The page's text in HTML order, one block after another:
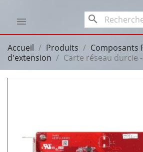
 search
Accueil Produits Composants
d'extension
Carte réseau durcie -